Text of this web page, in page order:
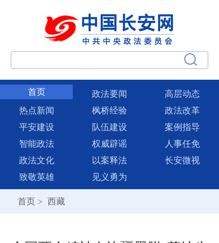
首页 政法要闻
高层动态
热点新闻
枫桥经验
政法改革
平安建设
队伍建设
案例指导
智能政法
权威辟谣
人事任免
政法文化
以案释法
长安微视
致敬英雄
见义勇为
首页 > 西藏